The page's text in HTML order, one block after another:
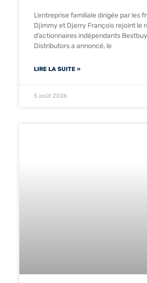
L’entreprise familiale dirigée par les
Djimmy et Djerry François rejoint le
d’actionnaires indépendants Bestbuy
Distributors a annoncé, le
LIRE LA SUITE »
5 août 2026